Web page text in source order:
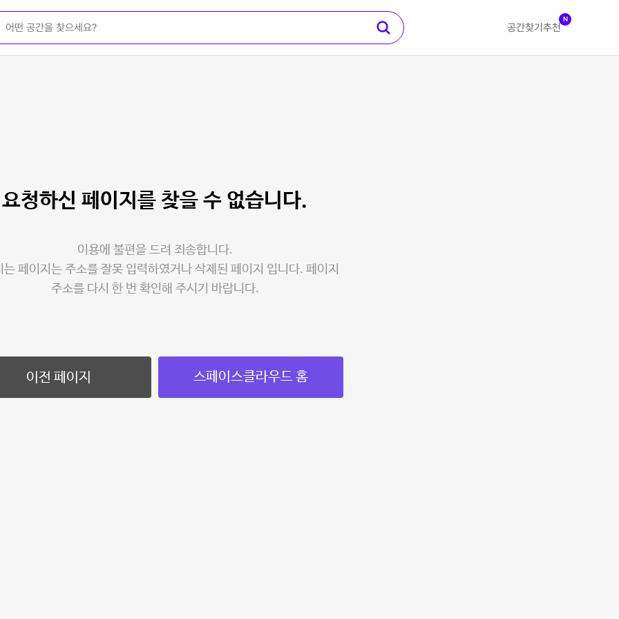
공간찾기 추천
N
요청하신 페이지를 찾을 수 없습니다.
이용에 불편을 드려 죄송합니다.
는 페이지는 주소를 잘못 입력하였거나 삭제된 페이지 입니다. 페이지
주소를 다시 한 번 확인해 주시기 바랍니다.
이전 페이지 스페이스클라우드 홈